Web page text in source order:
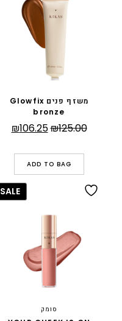
משזף פנים Glowfix
bronze
₪125.00
המחיר
היה:
₪125.00.
₪106.25
ADD TO BAG
SALE!
סומק